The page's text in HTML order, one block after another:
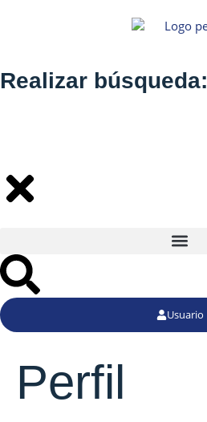
Realizar búsqueda:
Usuario
Perfil